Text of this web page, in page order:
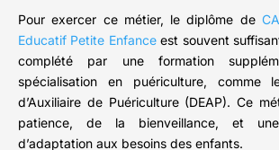
Pour exercer ce métier, le diplôme de
Educatif Petite Enfanceest souvent
complété par une formation
spécialisation en puériculture, comme
d’Auxiliaire de Puériculture (DEAP). Ce
patience, de la bienveillance, et
d’adaptation aux besoins des enfants.